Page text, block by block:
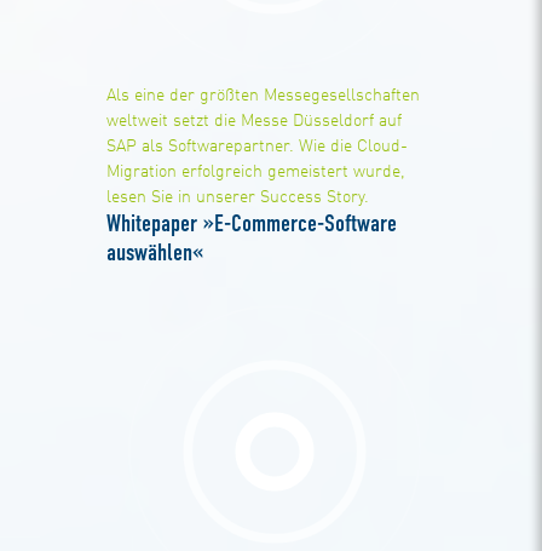
Als eine der größten Messegesellschaften
weltweit setzt die Messe Düsseldorf auf
SAP als Softwarepartner. Wie die Cloud-
Migration erfolgreich gemeistert wurde,
lesen Sie in unserer Success Story.
Whitepaper »E-Commerce-Software
auswählen«